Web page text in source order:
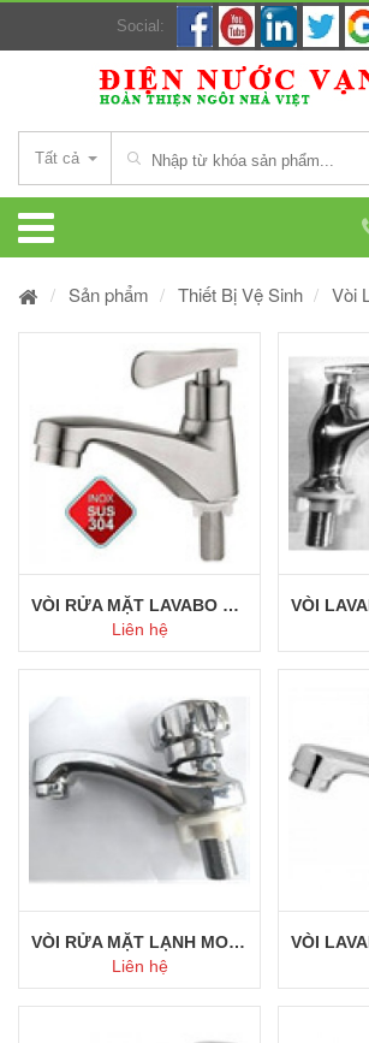
Social:
Tất cả
Sản phẩm Thiết Bị Vệ Sinh Vòi
Mua ngay
VÒI RỬA MẶT LAVABO MODEL 119
Liên hệ
VÒI RỬA MẶT LẠNH MODEL 117
Liên hệ